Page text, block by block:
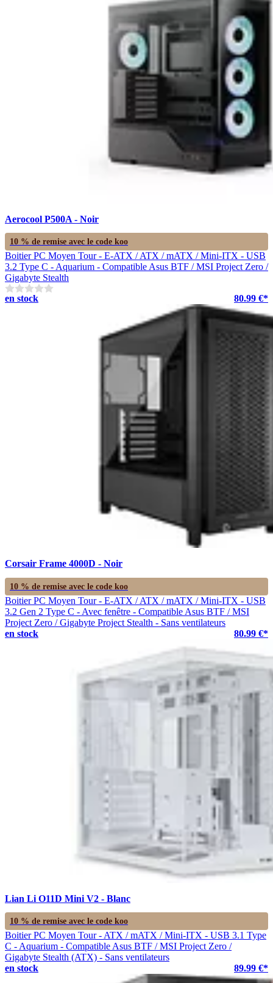
Aerocool P500A - Noir
10 % de remise avec le code koo
Boitier PC Moyen Tour - E-ATX / ATX / mATX / Mini-ITX - USB
3.2 Type C - Aquarium - Compatible Asus BTF / MSI Project Zero /
Gigabyte Stealth
en stock
80.99 €*
Corsair Frame 4000D - Noir
10 % de remise avec le code koo
Boitier PC Moyen Tour - E-ATX / ATX / mATX / Mini-ITX - USB
3.2 Gen 2 Type C - Avec fenêtre - Compatible Asus BTF / MSI
Project Zero / Gigabyte Project Stealth - Sans ventilateurs
en stock
80.99 €*
Lian Li O11D Mini V2 - Blanc
10 % de remise avec le code koo
Boitier PC Moyen Tour - ATX / mATX / Mini-ITX - USB 3.1 Type
C - Aquarium - Compatible Asus BTF / MSI Project Zero /
Gigabyte Stealth (ATX) - Sans ventilateurs
en stock
89.99 €*